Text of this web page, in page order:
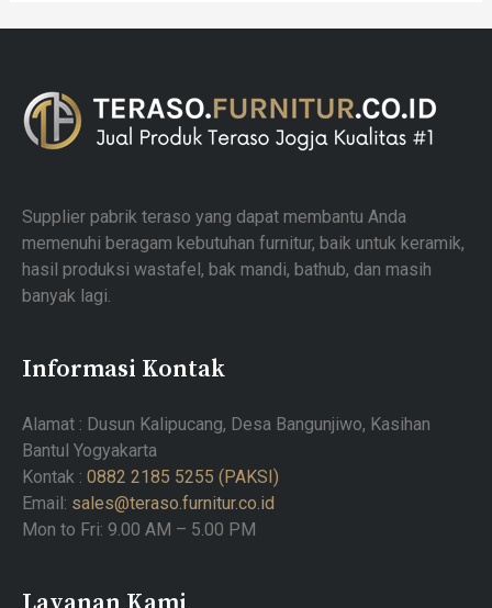
Supplier pabrik teraso yang dapat membantu Anda
memenuhi beragam kebutuhan furnitur, baik untuk keramik,
hasil produksi wastafel, bak mandi, bathub, dan masih
banyak lagi.
Informasi Kontak
Alamat : Dusun Kalipucang, Desa Bangunjiwo, Kasihan
Bantul Yogyakarta
Kontak : 0882 2185 5255 (PAKSI)
Email: sales@teraso.furnitur.co.id
Mon to Fri: 9.00 AM – 5.00 PM